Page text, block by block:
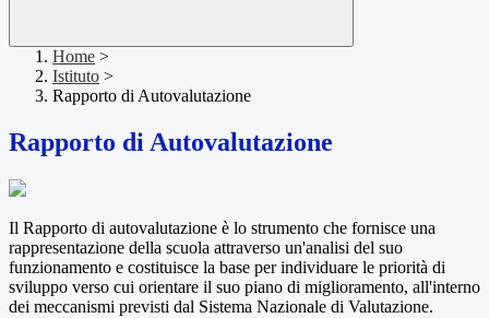
Home >
Istituto >
Rapporto di Autovalutazione
Rapporto di Autovalutazione
Il Rapporto di autovalutazione è lo strumento che fornisce una
rappresentazione della scuola attraverso un'analisi del suo
funzionamento e costituisce la base per individuare le priorità di
sviluppo verso cui orientare il suo piano di miglioramento, all'interno
dei meccanismi previsti dal Sistema Nazionale di Valutazione.